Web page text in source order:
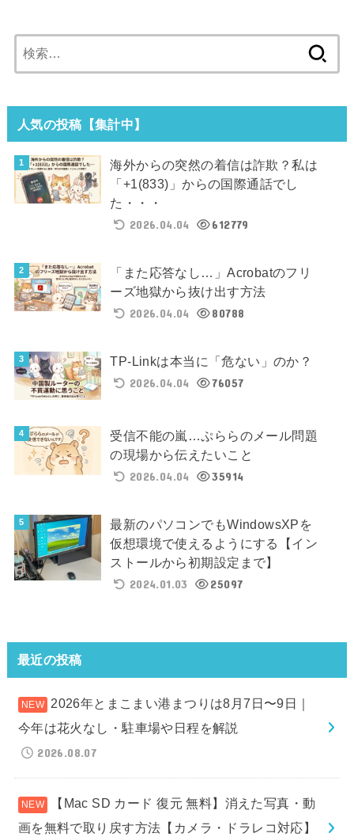
索:
人気の投稿【集計中】
海外からの突然の着信は詐欺？私は
「+1(833)」からの国際通話でし
た・・・
2026.04.04
612779
「また応答なし…」Acrobatのフリ
ーズ地獄から抜け出す方法
2026.04.04
80788
TP-Linkは本当に「危ない」のか？
2026.04.04
76057
受信不能の嵐…ぷららのメール問題
の現場から伝えたいこと
2026.04.04
35914
最新のパソコンでもWindowsXPを
仮想環境で使えるようにする【イン
ストールから初期設定まで】
2024.01.03
25097
最近の投稿
2026年とまこまい港まつりは8月7日〜9日｜
今年は花火なし・駐車場や日程を解説
2026.08.07
【Mac SD カード 復元 無料】消えた写真・動
画を無料で取り戻す方法【カメラ・ドラレコ対応】